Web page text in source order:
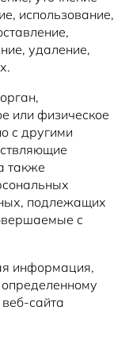
использование,
удаление,
или физическое
с другими
также
подлежащих
с
информация,
сайта